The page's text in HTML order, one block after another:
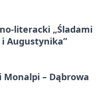
literacki „Śladami
i Augustynika”
Monalpi – Dąbrowa